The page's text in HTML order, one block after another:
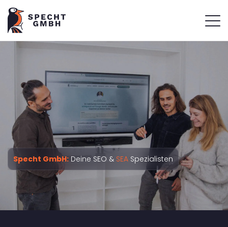
Specht GmbH: Deine SEO & SEA Spezialisten